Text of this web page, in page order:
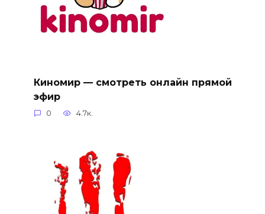
Киномир — смотреть онлайн прямой
эфир
0 4.7к.